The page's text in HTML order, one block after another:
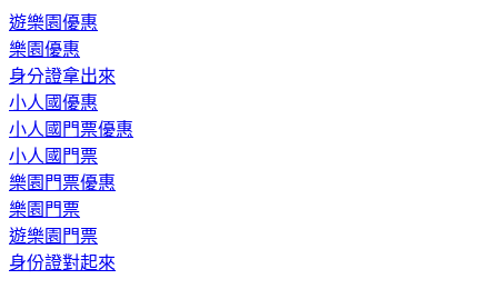
遊樂園優惠
樂園優惠
身分證拿出來
小人國優惠
小人國門票優惠
小人國門票
樂園門票優惠
樂園門票
遊樂園門票
身份證對起來